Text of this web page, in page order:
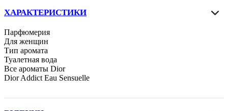
ХАРАКТЕРИСТИКИ
Парфюмерия
Для женщин
Тип аромата
Туалетная вода
Все ароматы Dior
Dior Addict Eau Sensuelle